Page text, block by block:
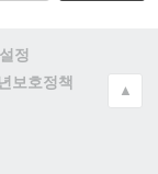
설정
보호정책
▲